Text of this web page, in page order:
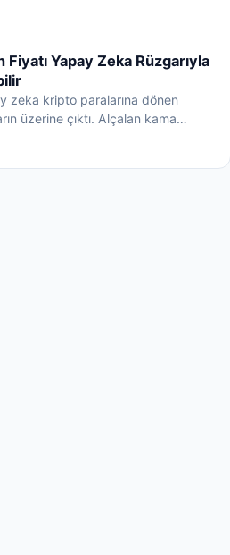
Fiyatı Yapay Zeka Rüzgarıyla
zeka kripto paralarına dönen
üzerine çıktı. Alçalan kama
y...